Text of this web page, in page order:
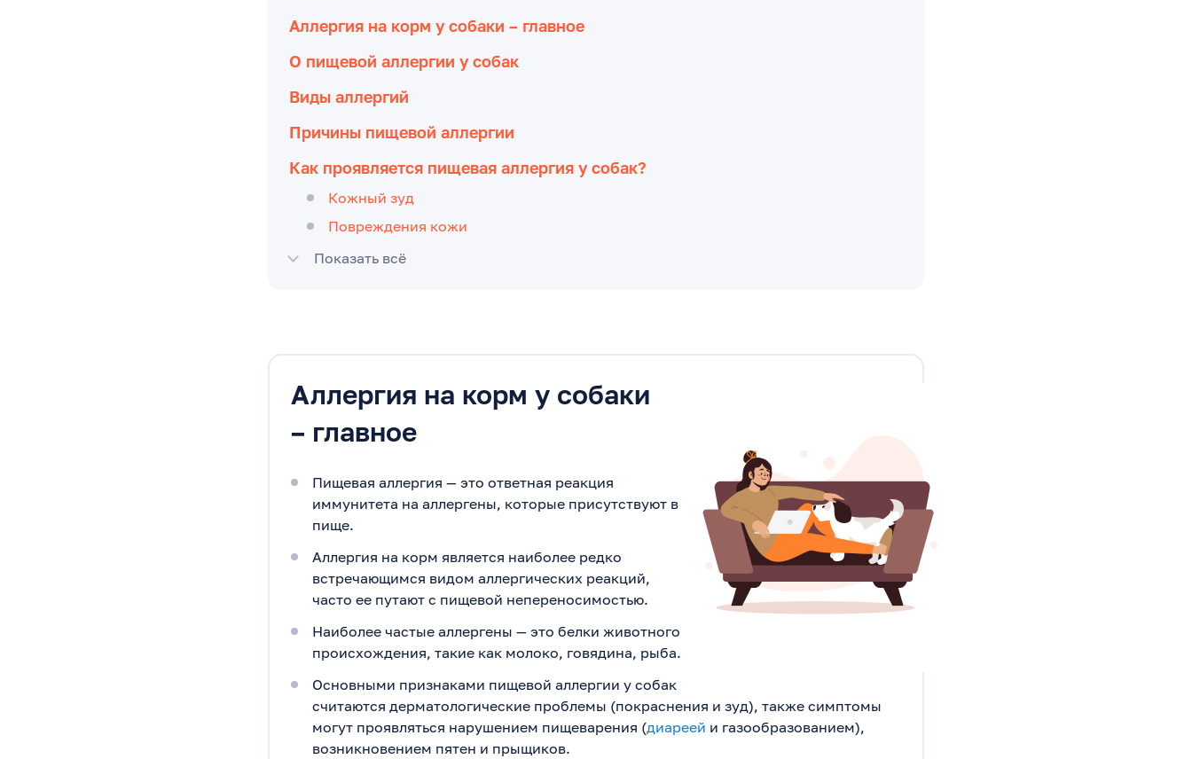
Аллергия на корм у собаки – главное
О пищевой аллергии у собак
Виды аллергий
Причины пищевой аллергии
Как проявляется пищевая аллергия у собак?
Кожный зуд
Повреждения кожи
Показать всё
Аллергия на корм у собаки
– главное
Пищевая аллергия — это ответная реакция
иммунитета на аллергены, которые присутствуют в
пище.
Аллергия на корм является наиболее редко
встречающимся видом аллергических реакций,
часто ее путают с пищевой непереносимостью.
Наиболее частые аллергены — это белки животного
происхождения, такие как молоко, говядина, рыба.
Основными признаками пищевой аллергии у собак
считаются дерматологические проблемы (покраснения и зуд), также симптомы
могут проявляться нарушением пищеварения (диареей и газообразованием),
возникновением пятен и прыщиков.